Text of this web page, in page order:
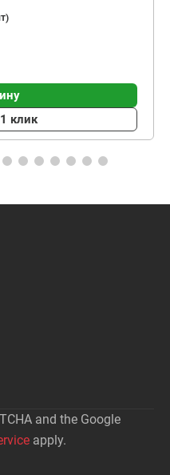
клик
and the Google
apply.